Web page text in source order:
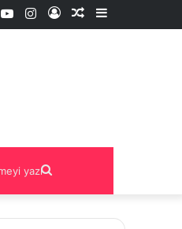
Kenar
Rastgele
Kayıt
Instagram
YouTube
Aramak
istediğiniz